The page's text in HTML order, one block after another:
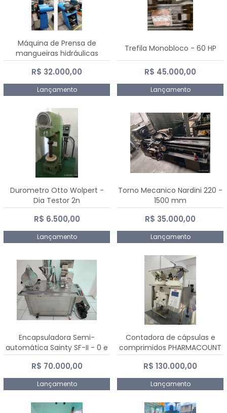
Máquina de Prensa de
mangueiras hidráulicas
PE50TF - 2017
R$ 32.000,00
Lançamento
Trefila Monobloco - 60 HP
R$ 45.000,00
Lançamento
Durometro Otto Wolpert -
Dia Testor 2n
R$ 6.500,00
Lançamento
Torno Mecanico Nardini 220 -
1500 mm
R$ 35.000,00
Lançamento
Encapsuladora Semi-
automática Sainty SF-II - 0 e
00
R$ 70.000,00
Lançamento
Contadora de cápsulas e
comprimidos PHARMACOUNT
- 2-2R3
R$ 130.000,00
Lançamento